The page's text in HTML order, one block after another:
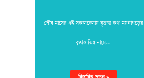
পৌষ মাসের এই সকালবেলায় বৃত্তান্ত কথা ময়নাগড়ের
বৃত্তান্ত ভিন্ন নামে…